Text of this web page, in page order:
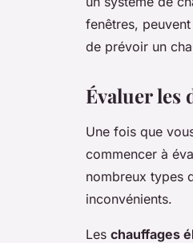
fenêtres,
de prévoir un
Évaluer les
Une fois que
commencer à
nombreux types
inconvénients.
Les chauffages